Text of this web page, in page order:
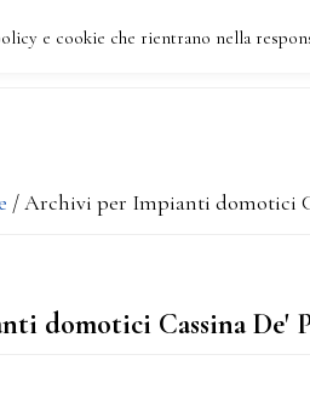
CHI SIAMO SHOWROOM
/Archivi per Impianti domotici
domotici Cassina De'
e cookie che rientrano nella